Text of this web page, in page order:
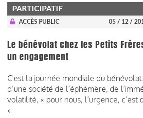
PARTICIPATIF
ACCÈS PUBLIC 05 / 12 /
Le bénévolat chez les Petits
un engagement
C'est la journée mondiale du
d’une société de l’éphémère, de
volatilité, « pour nous, l’urgence,
».